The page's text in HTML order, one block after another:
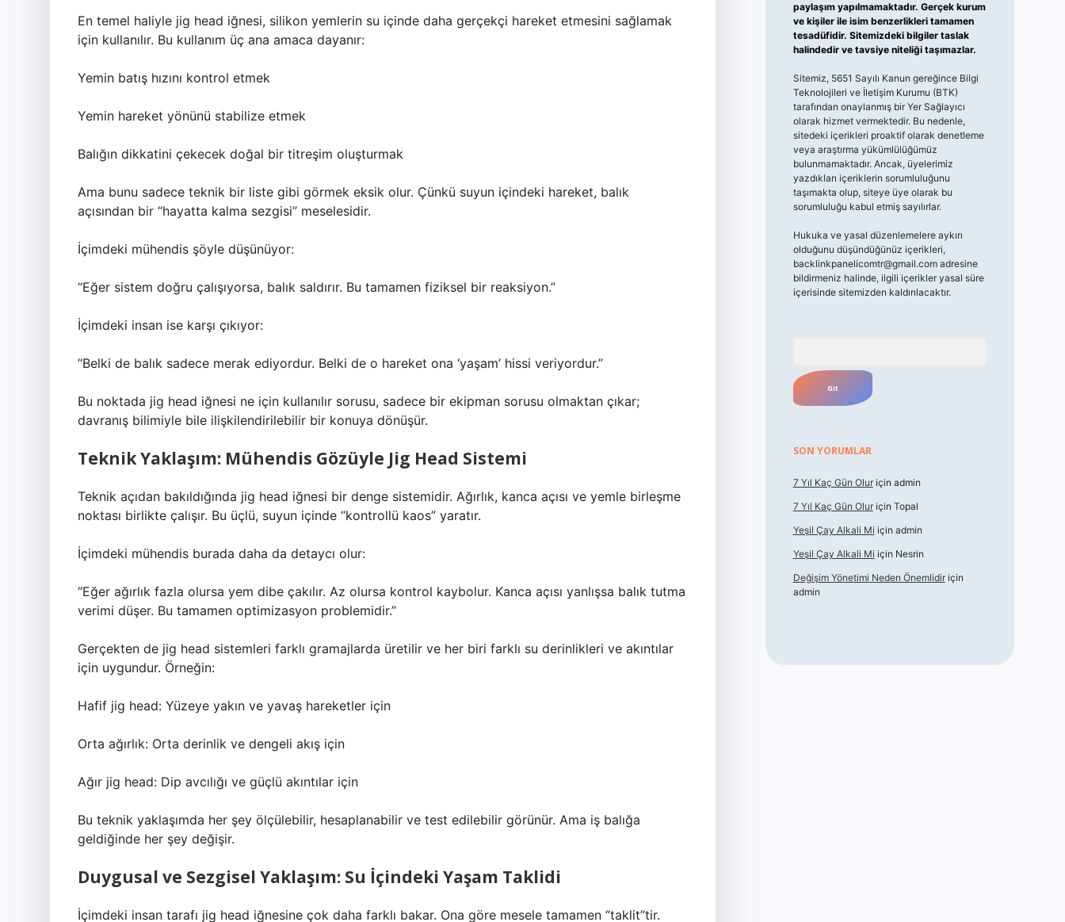
En temel haliyle jig head iğnesi, silikon yemlerin su içinde daha gerçekçi hareket etmesini sağlamak
için kullanılır. Bu kullanım üç ana amaca dayanır:
Yemin batış hızını kontrol etmek
Yemin hareket yönünü stabilize etmek
Balığın dikkatini çekecek doğal bir titreşim oluşturmak
Ama bunu sadece teknik bir liste gibi görmek eksik olur. Çünkü suyun içindeki hareket, balık
açısından bir “hayatta kalma sezgisi” meselesidir.
İçimdeki mühendis şöyle düşünüyor:
“Eğer sistem doğru çalışıyorsa, balık saldırır. Bu tamamen fiziksel bir reaksiyon.”
İçimdeki insan ise karşı çıkıyor:
“Belki de balık sadece merak ediyordur. Belki de o hareket ona ‘yaşam’ hissi veriyordur.”
Bu noktada jig head iğnesi ne için kullanılır sorusu, sadece bir ekipman sorusu olmaktan çıkar;
davranış bilimiyle bile ilişkilendirilebilir bir konuya dönüşür.
Teknik Yaklaşım: Mühendis Gözüyle Jig Head Sistemi
Teknik açıdan bakıldığında jig head iğnesi bir denge sistemidir. Ağırlık, kanca açısı ve yemle birleşme
noktası birlikte çalışır. Bu üçlü, suyun içinde “kontrollü kaos” yaratır.
İçimdeki mühendis burada daha da detaycı olur:
“Eğer ağırlık fazla olursa yem dibe çakılır. Az olursa kontrol kaybolur. Kanca açısı yanlışsa balık tutma
verimi düşer. Bu tamamen optimizasyon problemidir.”
Gerçekten de jig head sistemleri farklı gramajlarda üretilir ve her biri farklı su derinlikleri ve akıntılar
için uygundur. Örneğin:
Hafif jig head: Yüzeye yakın ve yavaş hareketler için
Orta ağırlık: Orta derinlik ve dengeli akış için
Ağır jig head: Dip avcılığı ve güçlü akıntılar için
Bu teknik yaklaşımda her şey ölçülebilir, hesaplanabilir ve test edilebilir görünür. Ama iş balığa
geldiğinde her şey değişir.
Duygusal ve Sezgisel Yaklaşım: Su İçindeki Yaşam Taklidi
İçimdeki insan tarafı jig head iğnesine çok daha farklı bakar. Ona göre mesele tamamen “taklit”tir.
paylaşım yapılmamaktadır. Gerçek kurum
ve kişiler ile isim benzerlikleri tamamen
tesadüfidir. Sitemizdeki bilgiler taslak
halindedir ve tavsiye niteliği taşımazlar.
Sitemiz, 5651 Sayılı Kanun gereğince Bilgi
Teknolojileri ve İletişim Kurumu (BTK)
tarafından onaylanmış bir Yer Sağlayıcı
olarak hizmet vermektedir. Bu nedenle,
sitedeki içerikleri proaktif olarak denetleme
veya araştırma yükümlülüğümüz
bulunmamaktadır. Ancak, üyelerimiz
yazdıkları içeriklerin sorumluluğunu
taşımakta olup, siteye üye olarak bu
sorumluluğu kabul etmiş sayılırlar.
Hukuka ve yasal düzenlemelere aykırı
olduğunu düşündüğünüz içerikleri,
backlinkpanelicomtr@gmail.comadresine
bildirmeniz halinde, ilgili içerikler yasal süre
içerisinde sitemizden kaldırılacaktır.
SON YORUMLAR
7 Yıl Kaç Gün Oluriçin admin
7 Yıl Kaç Gün Oluriçin Topal
Yeşil Çay Alkali Mi için admin
Yeşil Çay Alkali Mi için Nesrin
Değişim Yönetimi Neden Önemlidiriçin
admin